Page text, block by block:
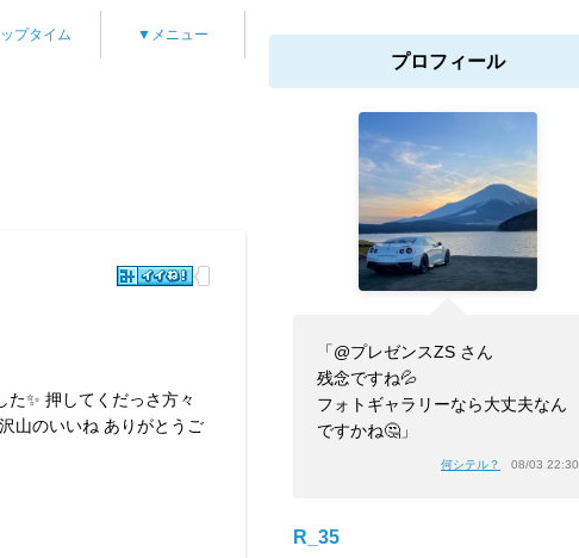
プタイム ▼メニュー
✨ 押してくだっさ方々
山のいいね ありがとうご
プロフィール
「@プレゼンスZS さん
残念ですね💦
フォトギャラリーなら大丈夫なん
ですかね🤔」
何シテル？ 08/03 22:30
R_35